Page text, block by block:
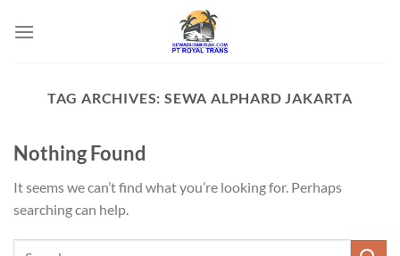
TAG ARCHIVES:SEWA ALPHARD JAKARTA
Nothing Found
It seems we can’t find what you’re looking for. Perhaps
searching can help.